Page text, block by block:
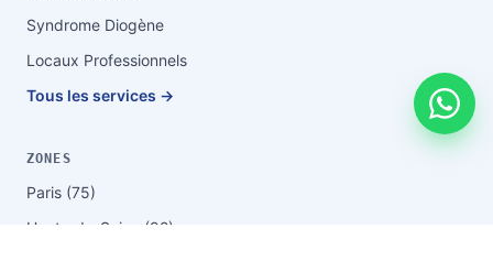
Syndrome Diogène
Locaux Professionnels
Tous les services →
ZONES
Paris (75)
Hauts-de-Seine (92)